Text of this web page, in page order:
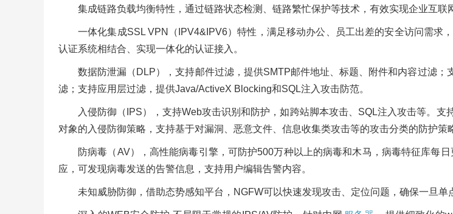
集成链路负载均衡特性，通过链路状态检测、链路繁忙保护等技术，有效实现企业互联
一体化集成SSL VPN（IPV4&IPV6）特性，满足移动办公、员工出差的安全访问需求
认证系统相结合、实现一体化的认证接入。
数据防泄漏（DLP），支持邮件过滤，提供SMTP邮件地址、标题、附件和内容过滤
滤；支持应用层过滤，提供Java/ActiveX Blocking和SQL注入攻击防范。
入侵防御（IPS），支持Web攻击识别和防护，如跨站脚本攻击、SQL注入攻击等。
对象的入侵防御策略，支持基于对漏洞、恶意文件、信息收集类攻击等的攻击分类的防护策
防病毒（AV），高性能病毒引擎，可防护500万种以上的病毒和木马，病毒特征库每
应，可发现病毒发送的告警信息，支持用户编辑告警内容。
未知威胁防御，借助态势感知平台，NGFW可以快速发现攻击、定位问题，确保一旦单